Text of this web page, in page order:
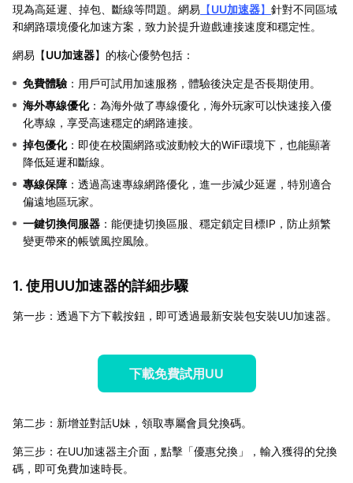
現為高延遲、掉包、斷線等問題。網易 【UU加速器】 針對不同區域
和網路環境優化加速方案，致力於提升遊戲連接速度和穩定性。
網易【UU加速器】的核心優勢包括：
免費體驗 ：用戶可試用加速服務，體驗後決定是否長期使用。
海外專線優化：為海外做了專線優化，海外玩家可以快速接入優
化專線，享受高速穩定的網路連接。
掉包優化：即使在校園網路或波動較大的WiFi環境下，也能顯著
降低延遲和斷線。
專線保障 ：透過高速專線網路優化，進一步減少延遲，特別適合
偏遠地區玩家。
一鍵切換伺服器 ：能便捷切換區服、穩定鎖定目標IP，防止頻繁
變更帶來的帳號風控風險。
1. 使用UU加速器的詳細步驟
第一步：透過下方下載按鈕，即可透過最新安裝包安裝UU加速器。
下載免費試用UU
第二步：新增並對話U妹，領取專屬會員兌換碼。
第三步：在UU加速器主介面，點擊「優惠兌換」，輸入獲得的兌換
碼，即可免費加速時長。